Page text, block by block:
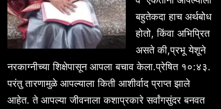
बहुतेकदा हाच अर्थबोध
होतो, किंवा अभिप्रित
असते की,प्रभू येशूने
नरकाग्नीच्या शिक्षेपासून आपला बचाव केला.प्रेषित १०:४३.
परंतु तारणामुळे आपल्याला किती आशीर्वाद प्राप्त झाले
आहेत. ते आपल्या जीवनाला कशाप्रकारे सर्वांगसुंदर बनवत